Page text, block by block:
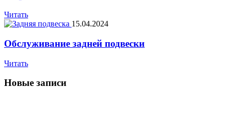
Читать
15.04.2024
Обслуживание задней подвески
Читать
Новые записи